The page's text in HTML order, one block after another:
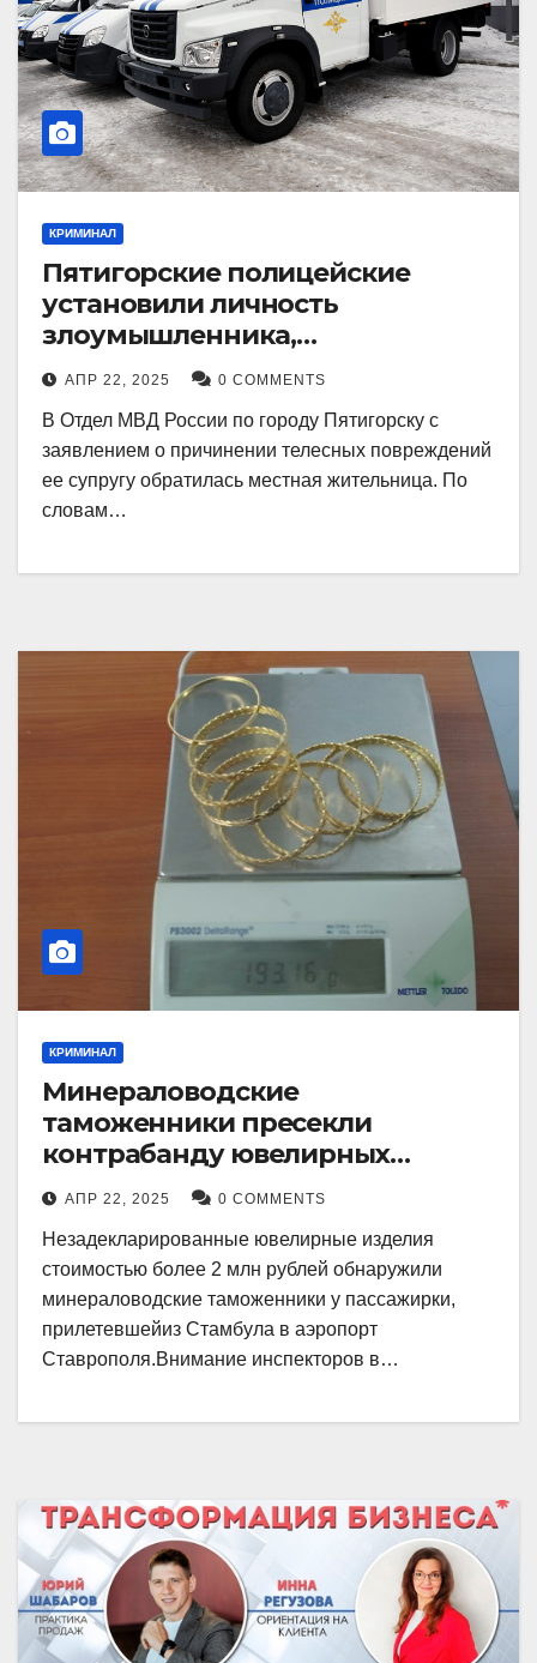
КРИМИНАЛ
Пятигорские полицейские
установили личность
злоумышленника,
причинившего телесные
повреждения местному жителю
АПР 22, 2025 0 COMMENTS
В Отдел МВД России по городу Пятигорску с
заявлением о причинении телесных повреждений
ее супругу обратилась местная жительница. По
словам…
КРИМИНАЛ
Минераловодские
таможенники пресекли
контрабанду ювелирных
изделий на 2 млн рублей
АПР 22, 2025 0 COMMENTS
Незадекларированные ювелирные изделия
стоимостью более 2 млн рублей обнаружили
минераловодские таможенники у пассажирки,
прилетевшейиз Стамбула в аэропорт
Ставрополя.Внимание инспекторов в…